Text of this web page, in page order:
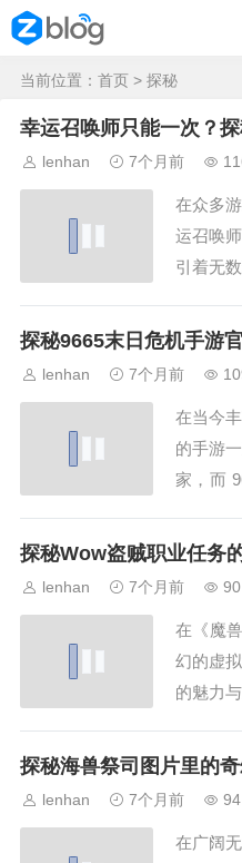
当前位置： 首页 > 探秘
幸运召唤师只能一次？
lenhan 7个月前
在众多
运召唤
引着无
被幸运
议的焦
世界里
探秘9665末日危机手游
lenhan 7个月前
在当今
的手游
家，而
成为了
官网，
探秘Wow盗贼职业任务
lenhan 7个月前 90
在《魔
幻的虚
的魅力
色、提
贼职业
探秘海兽祭司图片里的
lenhan 7个月前 94
在广阔